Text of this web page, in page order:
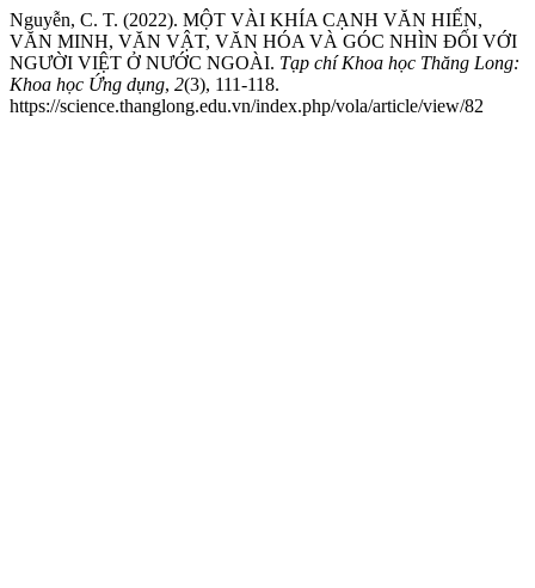
Nguyễn, C. T. (2022). MỘT VÀI KHÍA CẠNH VĂN HIẾN,
VĂN MINH, VĂN VẬT, VĂN HÓA VÀ GÓC NHÌN ĐỐI VỚI
NGƯỜI VIỆT Ở NƯỚC NGOÀI. Tạp chí Khoa học Thăng Long:
Khoa học Ứng dụng, 2(3), 111-118.
https://science.thanglong.edu.vn/index.php/vola/article/view/82